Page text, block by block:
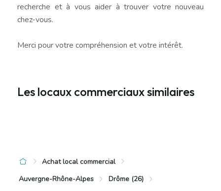
recherche et à vous aider à trouver votre nouveau
chez-vous.
Merci pour votre compréhension et votre intérêt.
Les locaux commerciaux similaires
Achat local commercial
Auvergne-Rhône-Alpes
Drôme (26)